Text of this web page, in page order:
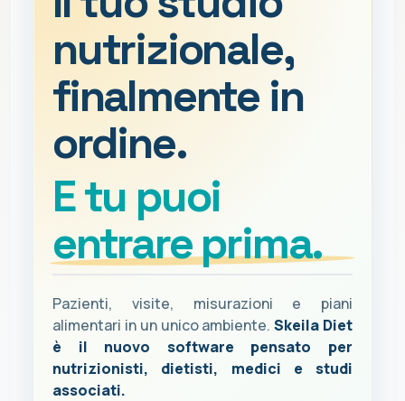
nutrizionale,
finalmente in
ordine.
E tu puoi
entrare prima.
Pazienti, visite, misurazioni e piani
alimentari in un unico ambiente.Skeila Diet
è il nuovo software pensato per
nutrizionisti, dietisti, medici e studi
associati.